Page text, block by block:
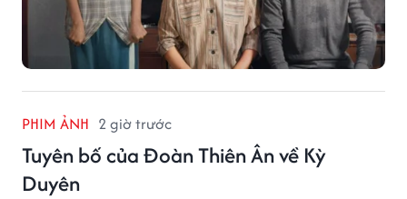
PHIM ẢNH 2 giờ trước
Tuyên bố của Đoàn Thiên Ân về Kỳ
Duyên